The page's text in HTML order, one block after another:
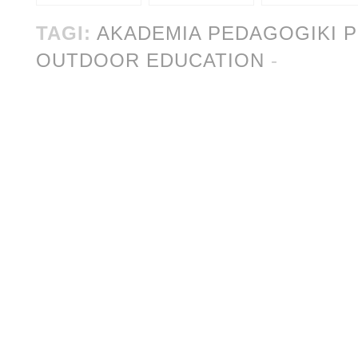
(EEE)
TAGI: AKADEMIA PEDAGOGIKI
OUTDOOR EDUCATION -